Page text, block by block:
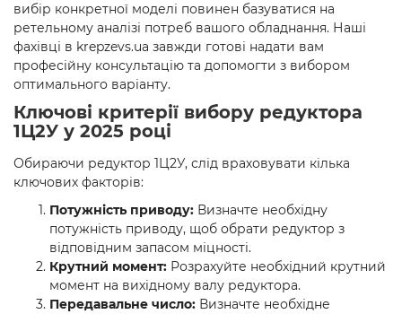
вибір конкретної моделі повинен базуватися на
ретельному аналізі потреб вашого обладнання. Наші
фахівці в krepzevs.ua завжди готові надати вам
професійну консультацію та допомогти з вибором
оптимального варіанту.
Ключові критерії вибору редуктора
1Ц2У у 2025 році
Обираючи редуктор 1Ц2У, слід враховувати кілька
ключових факторів:
Потужність приводу: Визначте необхідну
потужність приводу, щоб обрати редуктор з
відповідним запасом міцності.
Крутний момент: Розрахуйте необхідний крутний
момент на вихідному валу редуктора.
Передавальне число: Визначте необхідне